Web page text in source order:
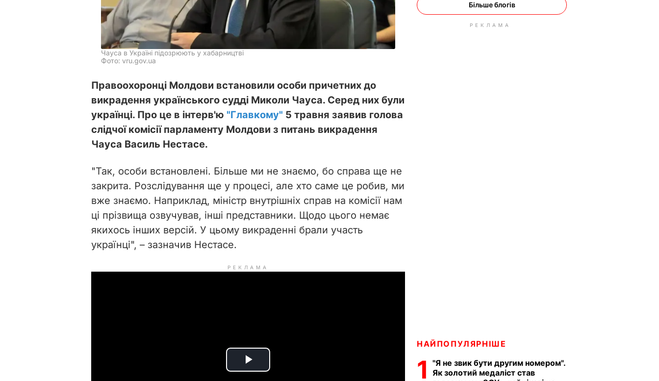
Чауса в Україні підозрюють у хабарництві
Фото: vru.gov.ua
Правоохоронці Молдови встановили особи причетних до
викрадення українського судді Миколи Чауса. Серед них були
українці. Про це в інтерв'ю "Главкому" 5 травня заявив голова
слідчої комісії парламенту Молдови з питань викрадення
Чауса Василь Нестасе.
"Так, особи встановлені. Більше ми не знаємо, бо справа ще не
закрита. Розслідування ще у процесі, але хто саме це робив, ми
вже знаємо. Наприклад, міністр внутрішніх справ на комісії нам
ці прізвища озвучував, інші представники. Щодо цього немає
якихось інших версій. У цьому викраденні брали участь
українці", – зазначив Нестасе.
РЕКЛАМА
P
Більше блогів
РЕКЛАМА
НАЙПОПУЛЯРНІШЕ
1
"Я не звик бути другим номером".
Як золотий медаліст став